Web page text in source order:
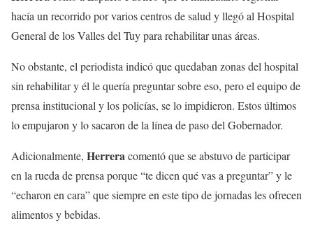
hacía un recorrido por varios centros de salud y llegó al Hospital
General de los Valles del Tuy para rehabilitar unas áreas.
No obstante, el periodista indicó que quedaban zonas del hospital
sin rehabilitar y él le quería preguntar sobre eso, pero el equipo de
prensa institucional y los policías, se lo impidieron. Estos últimos
lo empujaron y lo sacaron de la línea de paso del Gobernador.
Adicionalmente, Herreracomentó que se abstuvo de participar
en la rueda de prensa porque “te dicen qué vas a preguntar” y le
“echaron en cara” que siempre en este tipo de jornadas les ofrecen
alimentos y bebidas.